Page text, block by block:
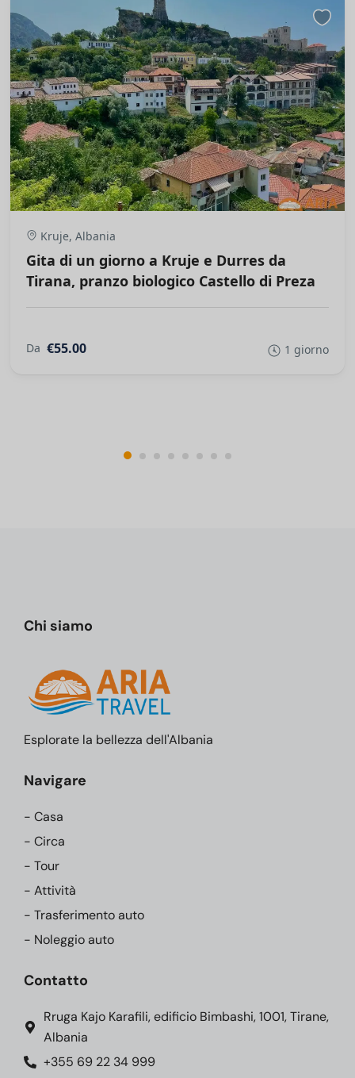
Kruje, Albania
Gita di un giorno a Kruje e Durres da
Tirana, pranzo biologico Castello di Preza
Da €55.00 1 giorno
Chi siamo
Esplorate la bellezza dell'Albania
Navigare
- Casa
- Circa
- Tour
- Attività
- Trasferimento auto
- Noleggio auto
Contatto
Rruga Kajo Karafili, edificio Bimbashi, 1001, Tirane,
Albania
+355 69 22 34 999